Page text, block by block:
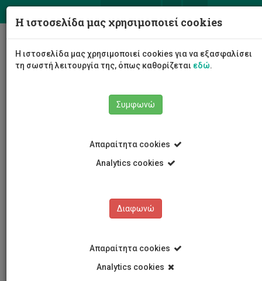
Ελπίδα Φυλακτού
Ελπίδα Φυλακτού
Η ιστοσελίδα μας χρησιμοποιεί cookies
Η ιστοσελίδα μας χρησιμοποιεί cookies για να εξασφαλίσει
τη σωστή λειτουργία της, όπως καθορίζεται εδώ.
Συμφωνώ
Απαραίτητα cookies
Analytics cookies
Διαφωνώ
Απαραίτητα cookies
Analytics cookies